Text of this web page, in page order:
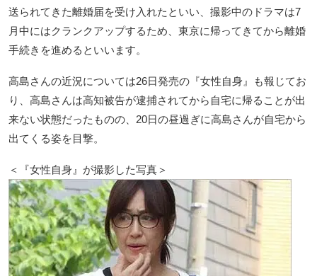
送られてきた離婚届を受け入れたといい、撮影中のドラマは7
月中にはクランクアップするため、東京に帰ってきてから離婚
手続きを進めるといいます。
高島さんの近況については26日発売の『女性自身』も報じてお
り、高島さんは高知被告が逮捕されてから自宅に帰ることが出
来ない状態だったものの、20日の昼過ぎに高島さんが自宅から
出てくる姿を目撃。
＜『女性自身』が撮影した写真＞